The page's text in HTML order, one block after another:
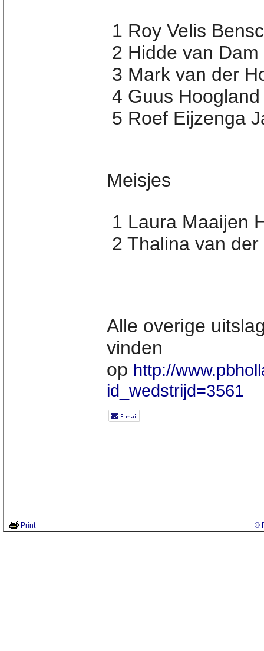
1 Roy Velis
2 Hidde van
3 Mark van der
4 Guus
5 Roef Eijzenga
Meisjes
1 Laura Maaijen
2 Thalina van
Alle overige
vinden
op http://
id_wedstrijd=3561
Print ©